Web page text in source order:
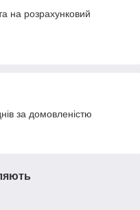
на розрахунковий
за домовленістю